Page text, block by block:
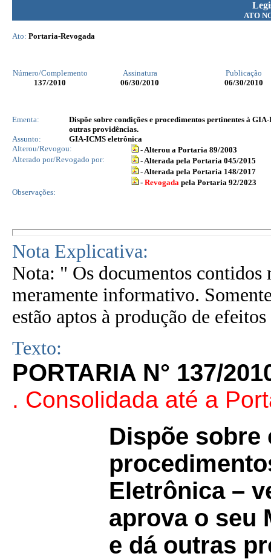
ATO
Ato: Portaria-Revogada
Número/Complemento Assinatura
Publicação
137/2010 06/30/2010 06/30/2010
Ementa:
Dispõe sobre condições e procedimentos pertinentes à
outras providências.
Assunto:
GIA-ICMS eletrônica
Alterou/Revogou:
- Alterou a Portaria 89/2003
Alterado por/Revogado por:
- Alterada pela Portaria 045/2015
- Alterada pela Portaria 148/2017
- Revogada pela Portaria 92/2023
Observações:
Nota Explicativa:
Nota: " Os documentos contidos
meramente informativo.
estão aptos à produção de
Texto:
PORTARIA N° 137/
. Consolidada até a
Dispõe sobre
Eletrônica –
aprova o seu
e dá outras